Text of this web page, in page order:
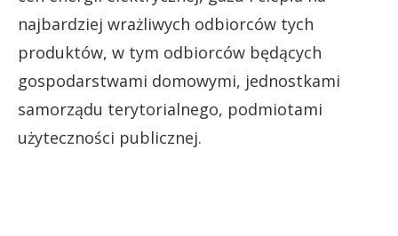
najbardziej wrażliwych odbiorców tych
produktów, w tym odbiorców będących
gospodarstwami domowymi, jednostkami
samorządu terytorialnego, podmiotami
użyteczności publicznej.